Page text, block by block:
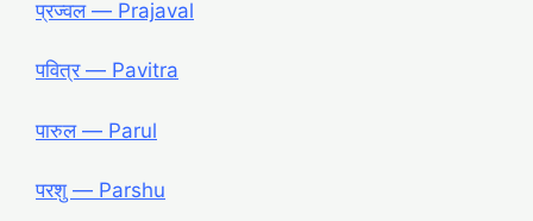
प्रज्वल — Prajaval
पवित्र — Pavitra
पारुल — Parul
परशु — Parshu